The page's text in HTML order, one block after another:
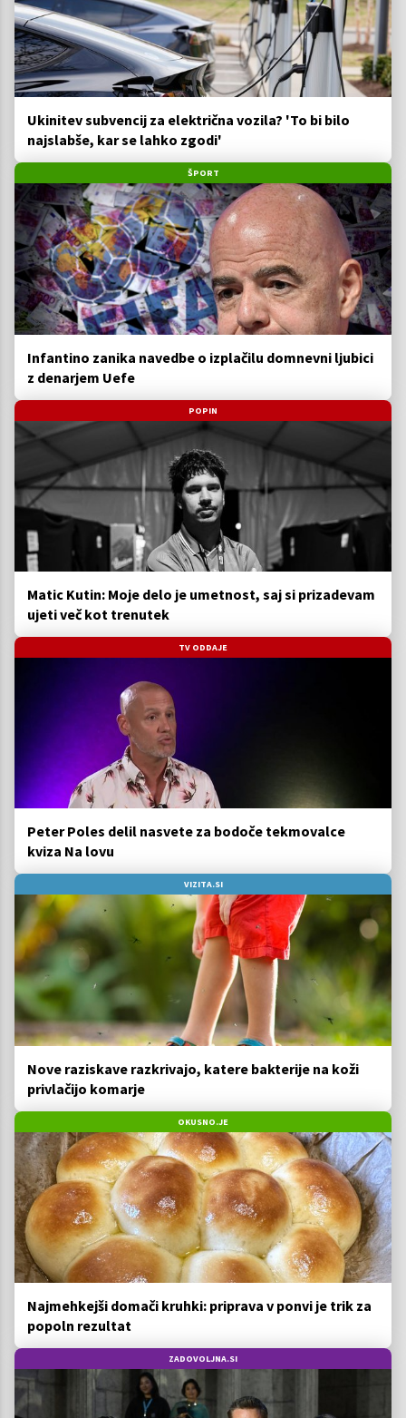
Ukinitev subvencij za električna vozila? 'To bi bilo
najslabše, kar se lahko zgodi'
ŠPORT
Infantino zanika navedbe o izplačilu domnevni ljubici
z denarjem Uefe
POPIN
Matic Kutin: Moje delo je umetnost, saj si prizadevam
ujeti več kot trenutek
TV ODDAJE
Peter Poles delil nasvete za bodoče tekmovalce
kviza Na lovu
VIZITA.SI
Nove raziskave razkrivajo, katere bakterije na koži
privlačijo komarje
OKUSNO.JE
Najmehkejši domači kruhki: priprava v ponvi je trik za
popoln rezultat
ZADOVOLJNA.SI